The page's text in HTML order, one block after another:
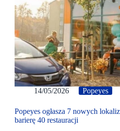
14/05/2026 Popeyes
Popeyes ogłasza 7 nowych
barierę 40 restauracji